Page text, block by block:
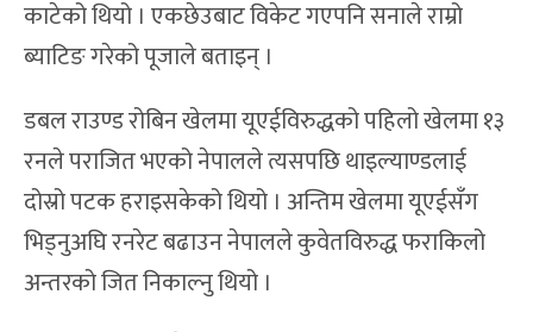
काटेको थियो । एकछेउबाट विकेट गएपनि सनाले राम्रो
ब्याटिङ गरेको पूजाले बताइन् ।
डबल राउण्ड रोबिन खेलमा यूएईविरुद्धको पहिलो खेलमा १३
रनले पराजित भएको नेपालले त्यसपछि थाइल्याण्डलाई
दोस्रो पटक हराइसकेको थियो । अन्तिम खेलमा यूएईसँग
भिड्नुअघि रनरेट बढाउन नेपालले कुवेतविरुद्ध फराकिलो
अन्तरको जित निकाल्नु थियो ।